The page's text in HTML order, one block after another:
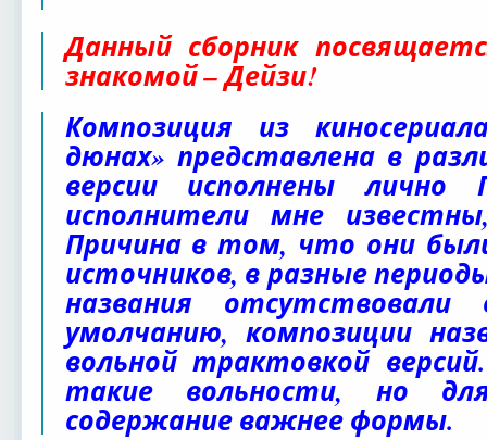
Данный сборник
знакомой – Дейзи!
Композиция из
дюнах» представлена в
версии исполнены лично
исполнители мне
Причина в том, что они
источников, в разные
названия
умолчанию, композиции
вольной трактовкой
такие вольности, но
содержание важнее формы.